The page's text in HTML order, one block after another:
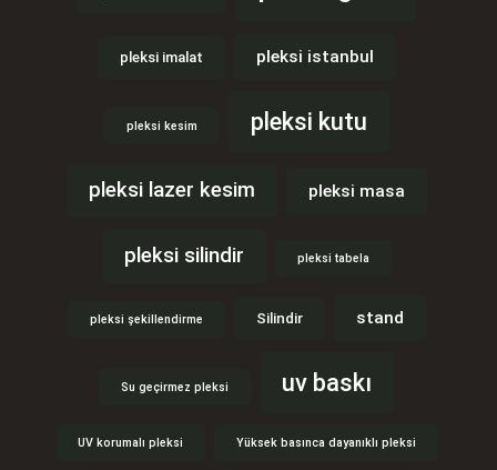
pleksi imalat pleksi istanbul
pleksi kesim pleksi kutu
pleksi lazer kesim pleksi masa
pleksi silindir pleksi tabela
pleksi şekillendirme Silindir stand
Su geçirmez pleksi uv baskı
UV korumalı pleksi Yüksek basınca dayanıklı pleksi